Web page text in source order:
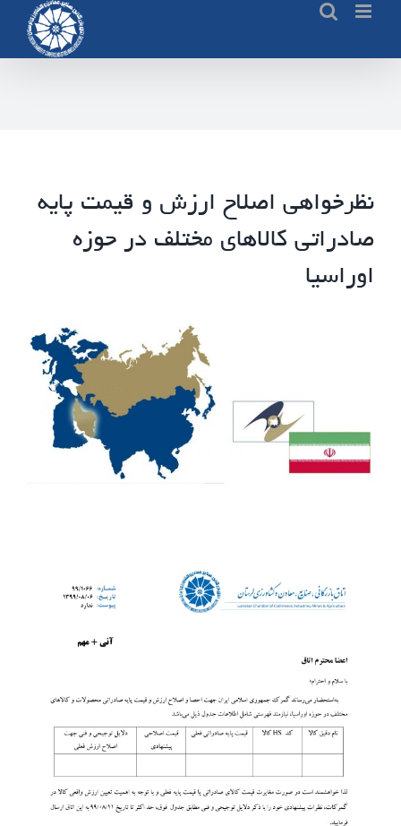
content
نظرخواهی اصلاح ارزش و قیمت پایه
صادراتی کالاهای مختلف در حوزه
اوراسیا